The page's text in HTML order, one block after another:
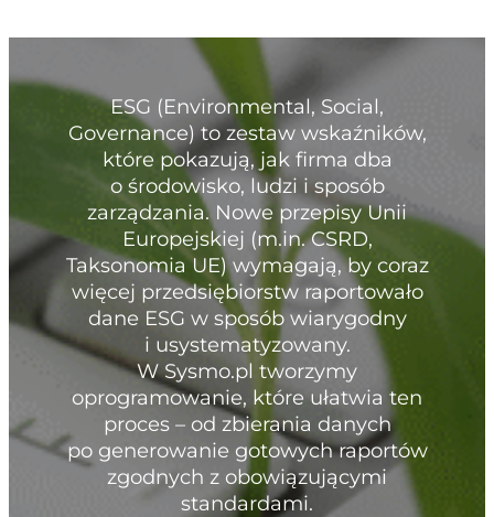
ESG (Environmental, Social,
Governance) to zestaw wskaźników,
które pokazują, jak firma dba
o środowisko, ludzi i sposób
zarządzania. Nowe przepisy Unii
Europejskiej (m.in. CSRD,
Taksonomia UE) wymagają, by coraz
więcej przedsiębiorstw raportowało
dane ESG w sposób wiarygodny
i usystematyzowany.
W Sysmo.pl tworzymy
oprogramowanie, które ułatwia ten
proces – od zbierania danych
po generowanie gotowych raportów
zgodnych z obowiązującymi
standardami.